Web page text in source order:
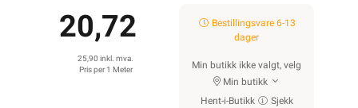
20,72
25,90 inkl. mva.
Pris per 1 Meter
Bestillingsvare 6-13
dager
Min butikk ikke valgt, velg
Min butikk
Hent-i-Butikk
Sjekk